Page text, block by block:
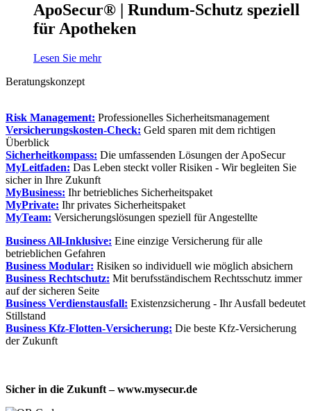
ApoSecur® | Rundum-Schutz speziell
für Apotheken
Lesen Sie mehr
Beratungskonzept
Risk Management: Professionelles Sicherheitsmanagement
Versicherungskosten-Check: Geld sparen mit dem richtigen
Überblick
Sicherheitkompass: Die umfassenden Lösungen der ApoSecur
MyLeitfaden: Das Leben steckt voller Risiken - Wir begleiten Sie
sicher in Ihre Zukunft
MyBusiness: Ihr betriebliches Sicherheitspaket
MyPrivate: Ihr privates Sicherheitspaket
MyTeam: Versicherungslösungen speziell für Angestellte
Business All-Inklusive: Eine einzige Versicherung für alle
betrieblichen Gefahren
Business Modular: Risiken so individuell wie möglich absichern
Business Rechtschutz: Mit berufsständischem Rechtsschutz immer
auf der sicheren Seite
Business Verdienstausfall: Existenzsicherung - Ihr Ausfall bedeutet
Stillstand
Business Kfz-Flotten-Versicherung: Die beste Kfz-Versicherung
der Zukunft
Sicher in die Zukunft – www.mysecur.de